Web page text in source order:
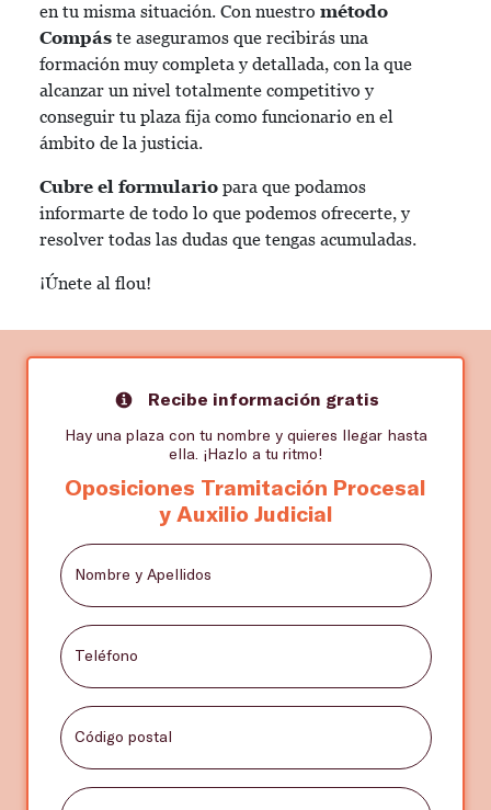
en tu misma situación. Con nuestro método
Compás te aseguramos que recibirás una
formación muy completa y detallada, con la que
alcanzar un nivel totalmente competitivo y
conseguir tu plaza fija como funcionario en el
ámbito de la justicia.
Cubre el formulario para que podamos
informarte de todo lo que podemos ofrecerte, y
resolver todas las dudas que tengas acumuladas.
¡Únete al flou!
Recibe información gratis
Hay una plaza con tu nombre y quieres llegar hasta
ella. ¡Hazlo a tu ritmo!
Oposiciones Tramitación Procesal
y Auxilio Judicial
Nombre y Apellidos
Teléfono
Código postal